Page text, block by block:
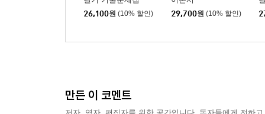
26,100원 (10% 할인) 29,700원 (10% 할인)
만든 이 코멘트